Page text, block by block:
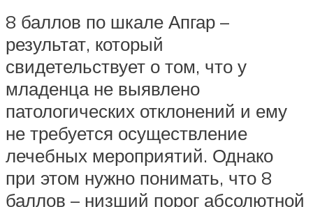
8 баллов по шкале Апгар –
результат, который
свидетельствует о том, что у
младенца не выявлено
патологических отклонений и ему
не требуется осуществление
лечебных мероприятий. Однако
при этом нужно понимать, что 8
баллов – низший порог абсолютной